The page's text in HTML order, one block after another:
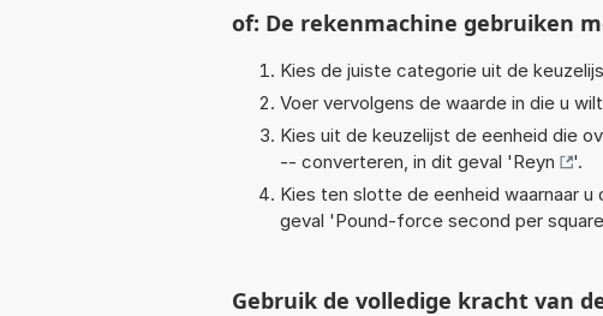
of: De rekenmachine gebruiken
Kies de juiste categorie uit de
Voer vervolgens de waarde in die u
Kies uit de keuzelijst de eenheid die
-- converteren, in dit geval 'Reyn
'.
Kies ten slotte de eenheid waarnaar
geval 'Pound-force second per
Gebruik de volledige kracht van